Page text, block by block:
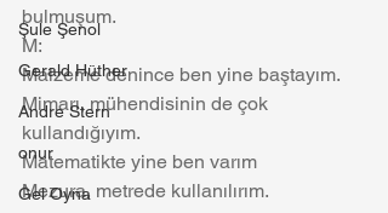
Şule Şenol
Gerald Hüther
Andre Stern
onur
Gel Oyna
bulmuşum.
M:
Malzeme denince ben yine baştayım.
Mimarı, mühendisinin de çok
kullandığıyım.
Matematikte yine ben varım
Mezura, metrede kullanılırım.